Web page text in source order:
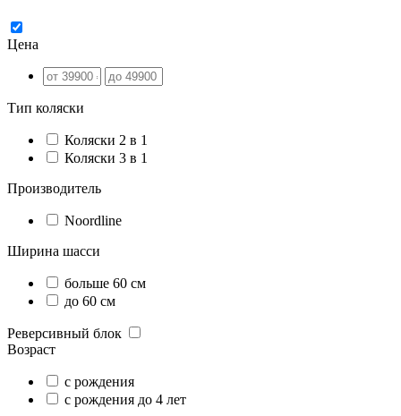
Цена
Тип коляски
Коляски 2 в 1
Коляски 3 в 1
Производитель
Noordline
Ширина шасси
больше 60 см
до 60 см
Реверсивный блок
Возраст
с рождения
с рождения до 4 лет